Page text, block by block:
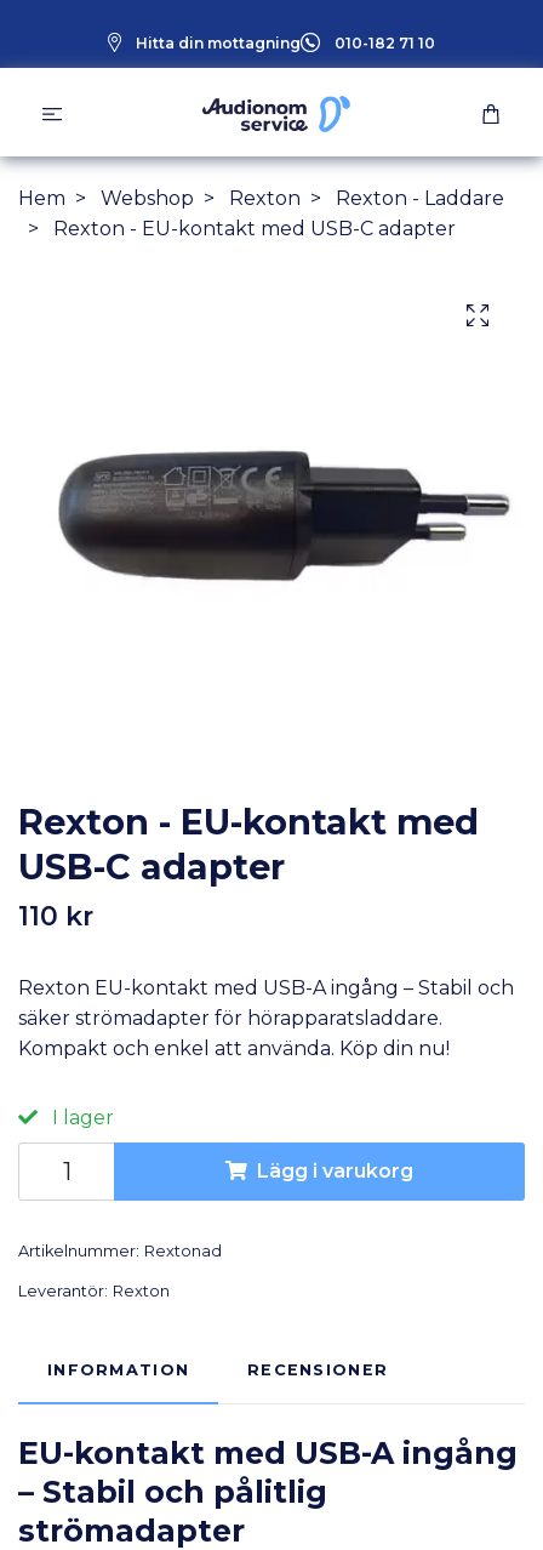
Hitta din mottagning 010-182 71 10
Hem Webshop Rexton
Rexton - Laddare
Rexton - EU-kontakt med USB-C adapter
Rexton - EU-kontakt med
USB-C adapter
110 kr
Rexton EU-kontakt med USB-A ingång – Stabil och
säker strömadapter för hörapparatsladdare.
Kompakt och enkel att använda. Köp din nu!
I lager
Lägg i varukorg
Artikelnummer: Rextonad
Leverantör: Rexton
INFORMATION RECENSIONER
EU-kontakt med USB-A ingång
– Stabil och pålitlig
strömadapter